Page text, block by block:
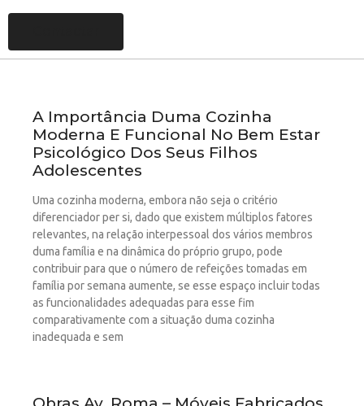
A Importância Duma Cozinha
Moderna E Funcional No Bem Estar
Psicológico Dos Seus Filhos
Adolescentes
Uma cozinha moderna, embora não seja o critério
diferenciador per si, dado que existem múltiplos fatores
relevantes, na relação interpessoal dos vários membros
duma família e na dinâmica do próprio grupo, pode
contribuir para que o número de refeições tomadas em
família por semana aumente, se esse espaço incluir todas
as funcionalidades adequadas para esse fim
comparativamente com a situação duma cozinha
inadequada e sem